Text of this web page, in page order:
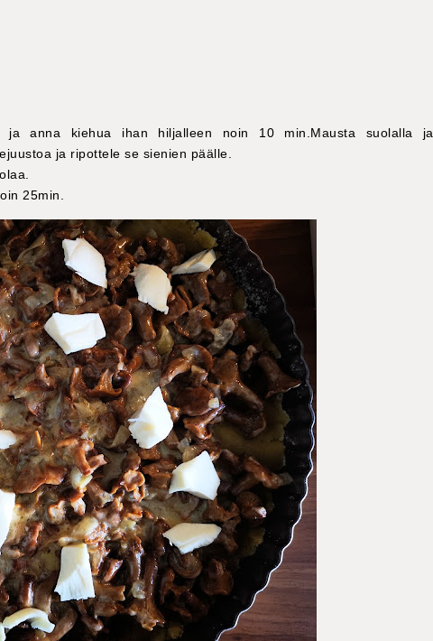
anna kiehua ihan hiljalleen noin 10 min.Mausta suolalla ja
ja ripottele se sienien päälle.
25min.